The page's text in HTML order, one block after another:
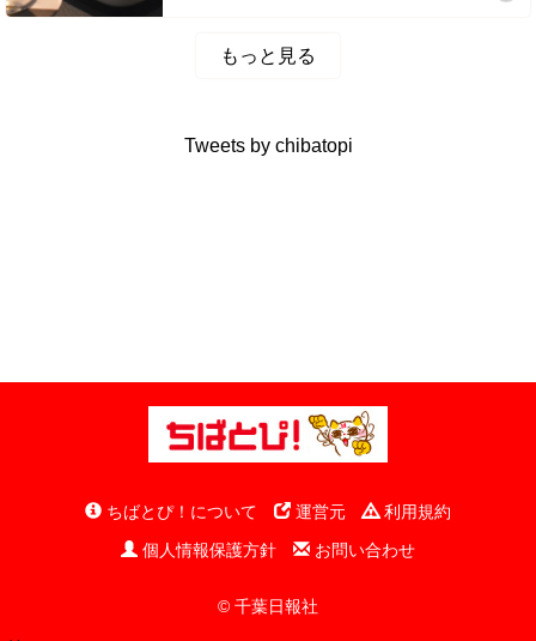
もっと見る
Tweets by chibatopi
ちばとぴ！について 運営元
利用規約
個人情報保護方針
お問い合わせ
© 千葉日報社